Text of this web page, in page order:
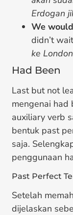
Erdogan
We
didn’t
ke
Had Been
Last but not
mengenai had
auxiliary verb
bentuk past
saja.
penggunaan
Past Perfect
Setelah
dijelaskan